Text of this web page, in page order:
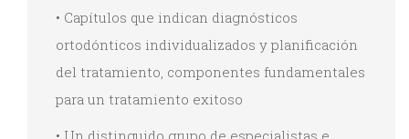
• Capítulos que indican diagnósticos
ortodónticos individualizados y planificación
del tratamiento, componentes fundamentales
para un tratamiento exitoso
• Un distinguido grupo de especialistas e